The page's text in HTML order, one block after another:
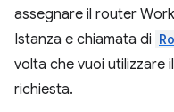
assegnare il router
Istanza e chiamata di
volta che vuoi utilizzare
richiesta.